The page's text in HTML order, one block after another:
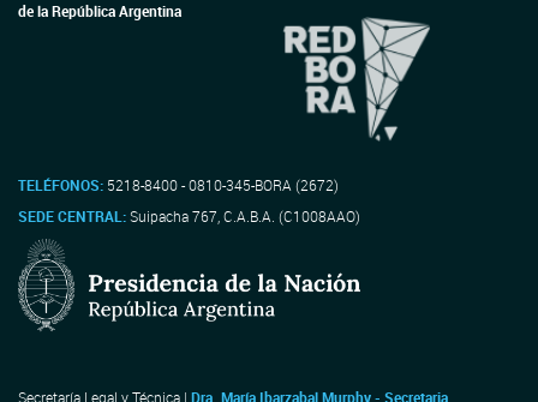
de la República Argentina
TELÉFONOS: 5218-8400 - 0810-345-BORA (2672)
SEDE CENTRAL:Suipacha 767, C.A.B.A. (C1008AAO)
Secretaría Legal y Técnica | Dra. María Ibarzabal Murphy - Secretaria